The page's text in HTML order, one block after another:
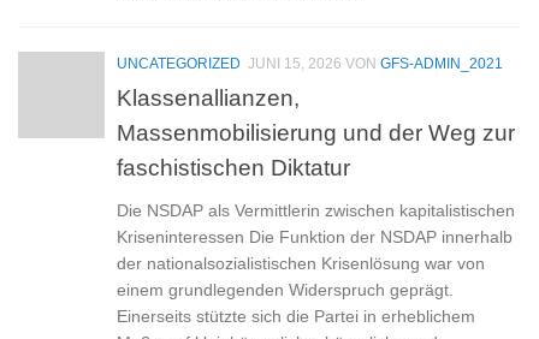
UNCATEGORIZED JUNI 15, 2026 VON GFS-ADMIN_2021
Klassenallianzen,
Massenmobilisierung und der Weg zur
faschistischen Diktatur
Die NSDAP als Vermittlerin zwischen kapitalistischen
Kriseninteressen Die Funktion der NSDAP innerhalb
der nationalsozialistischen Krisenlösung war von
einem grundlegenden Widerspruch geprägt.
Einerseits stützte sich die Partei in erheblichem